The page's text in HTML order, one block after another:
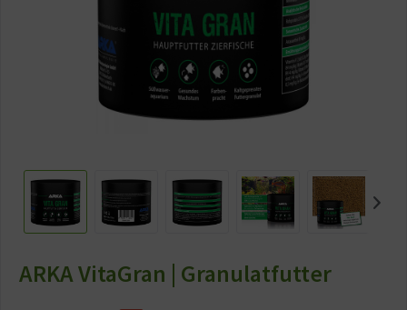
ARKA VitaGran | Granulatfutter